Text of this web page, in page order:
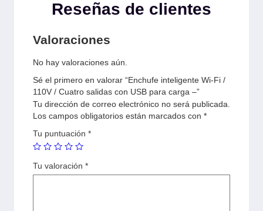
Reseñas de clientes
Valoraciones
No hay valoraciones aún.
Sé el primero en valorar “Enchufe inteligente Wi-Fi /
110V / Cuatro salidas con USB para carga –”
Tu dirección de correo electrónico no será publicada.
Los campos obligatorios están marcados con *
Tu puntuación *
Tu valoración *